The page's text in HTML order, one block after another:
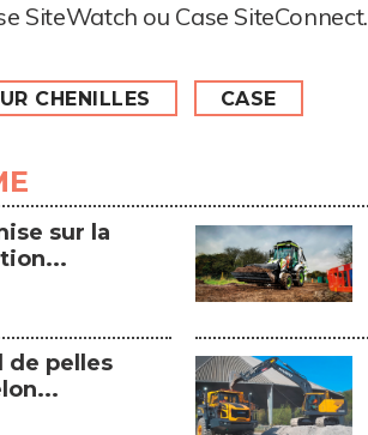
SiteWatch ou Case SiteConnect.
CHENILLES CASE
sur la
de pelles